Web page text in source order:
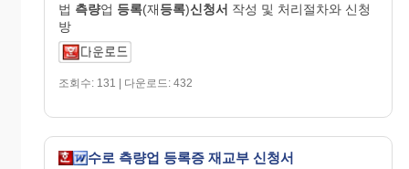
법 측량업 등록(재등록)신청서 작성 및 처리절차와 신청
방
조회수: 131 | 다운로드: 432
수로 측량업 등록증 재교부 신청서